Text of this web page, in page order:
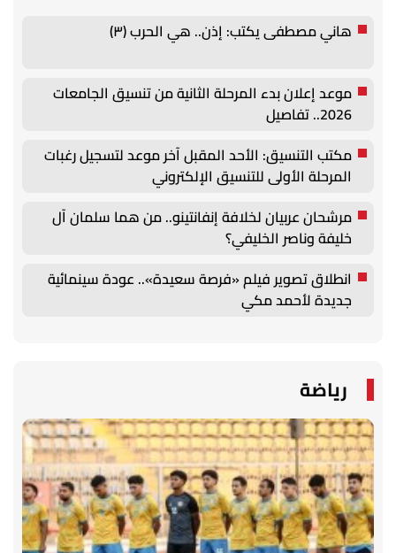
هاني مصطفى يكتب: إذن.. هي الحرب (٣)
موعد إعلان بدء المرحلة الثانية من تنسيق الجامعات
2026.. تفاصيل
مكتب التنسيق: الأحد المقبل آخر موعد لتسجيل رغبات
المرحلة الأولى للتنسيق الإلكتروني
مرشحان عربيان لخلافة إنفانتينو.. من هما سلمان آل
خليفة وناصر الخليفي؟
انطلاق تصوير فيلم «فرصة سعيدة».. عودة سينمائية
جديدة لأحمد مكي
رياضة